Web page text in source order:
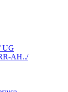
UG
AH../